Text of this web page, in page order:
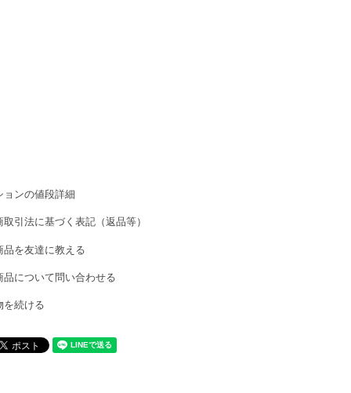
ョンの値段詳細
取引法に基づく表記（返品等）
品を友達に教える
品について問い合わせる
を続ける